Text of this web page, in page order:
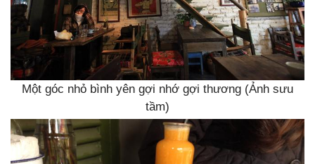
Một góc nhỏ bình yên gợi nhớ gợi thương (Ảnh sưu
tầm)